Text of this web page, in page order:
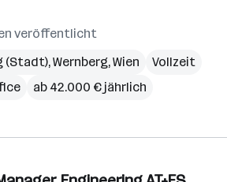
veröffentlicht
(Stadt),Wernberg,Wien
Vollzeit
ab 42.000 € jährlich